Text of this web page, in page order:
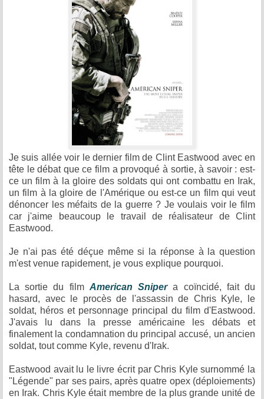
Je suis allée voir le dernier film de Clint Eastwood avec en
tête le débat que ce film a provoqué à sortie, à savoir : est-
ce un film à la gloire des soldats qui ont combattu en Irak,
un film à la gloire de l'Amérique ou est-ce un film qui veut
dénoncer les méfaits de la guerre ? Je voulais voir le film
car j'aime beaucoup le travail de réalisateur de Clint
Eastwood.
Je n'ai pas été déçue même si la réponse à la question
m'est venue rapidement, je vous explique pourquoi.
La sortie du filmAmerican Snipera coïncidé, fait du
hasard, avec le procès de l'assassin de Chris Kyle, le
soldat, héros et personnage principal du film d'Eastwood.
J'avais lu dans la presse américaine les débats et
finalement la condamnation du principal accusé, un ancien
soldat, tout comme Kyle, revenu d'Irak.
Eastwood avait lu le livre écrit par Chris Kyle surnommé la
"Légende" par ses pairs, après quatre opex (déploiements)
en Irak. Chris Kyle était membre de la plus grande unité de